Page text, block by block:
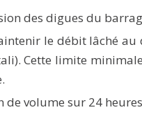
des digues du
le débit lâché
Cette limite
de volume sur 24